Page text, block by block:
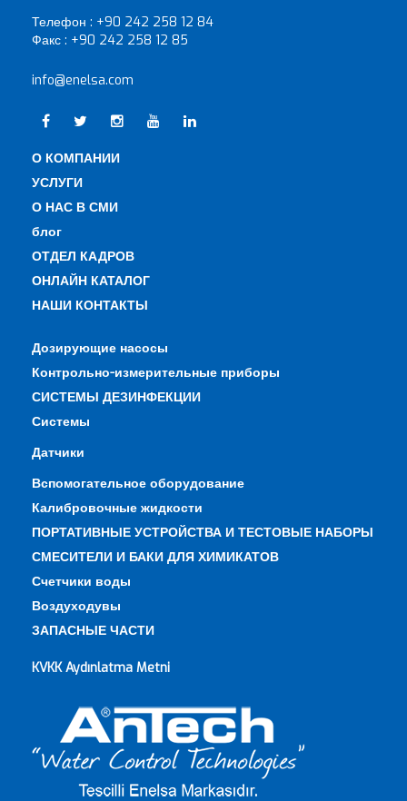
Телефон : +90 242 258 12 84
Факс : +90 242 258 12 85
info@enelsa.com
О КОМПАНИИ
УСЛУГИ
О НАС В СМИ
блог
ОТДЕЛ КАДРОВ
ОНЛАЙН КАТАЛОГ
НАШИ КОНТАКТЫ
Дозирующие насосы
Контрольно-измерительные приборы
СИСТЕМЫ ДЕЗИНФЕКЦИИ
Системы
Датчики
Вспомогательное оборудование
Калибровочные жидкости
ПОРТАТИВНЫЕ УСТРОЙСТВА И ТЕСТОВЫЕ НАБОРЫ
СМЕСИТЕЛИ И БАКИ ДЛЯ ХИМИКАТОВ
Счетчики воды
Воздуходувы
ЗАПАСНЫЕ ЧАСТИ
KVKK Aydınlatma Metni